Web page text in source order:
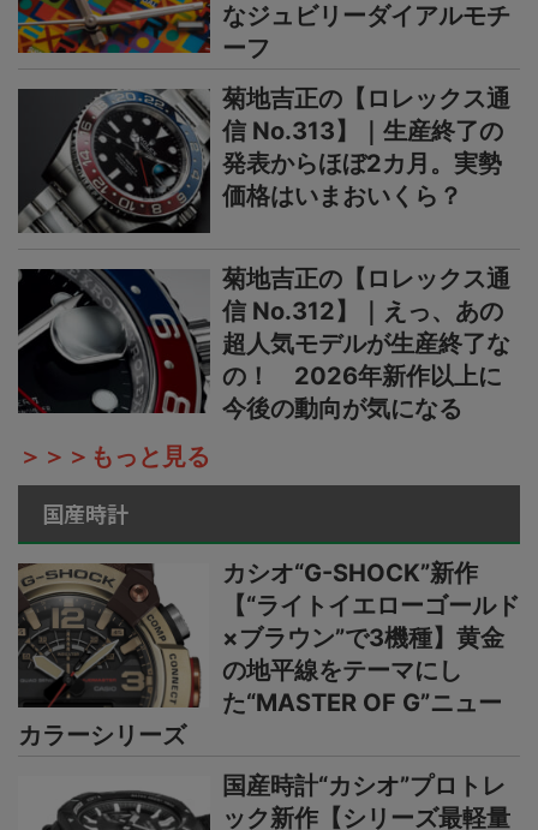
なジュビリーダイアルモチ
ーフ
菊地吉正の【ロレックス通
信 No.313】｜生産終了の
発表からほぼ2カ月。実勢
価格はいまおいくら？
菊地吉正の【ロレックス通
信 No.312】｜えっ、あの
超人気モデルが生産終了な
の！ 2026年新作以上に
今後の動向が気になる
＞＞＞もっと見る
国産時計
カシオ“G-SHOCK”新作
【“ライトイエローゴールド
×ブラウン”で3機種】黄金
の地平線をテーマにし
た“MASTER OF G”ニュー
カラーシリーズ
国産時計“カシオ”プロトレ
ック新作【シリーズ最軽量